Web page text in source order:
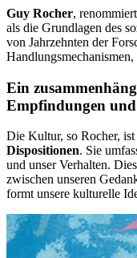
Guy Rocher,
als die Grundlagen des
von Jahrzehnten der
Ein
Empfindungen
Die Kultur, so Rocher,
Dispositionen. Sie
und unser Verhalten.
zwischen unseren
formt unsere kulturelle